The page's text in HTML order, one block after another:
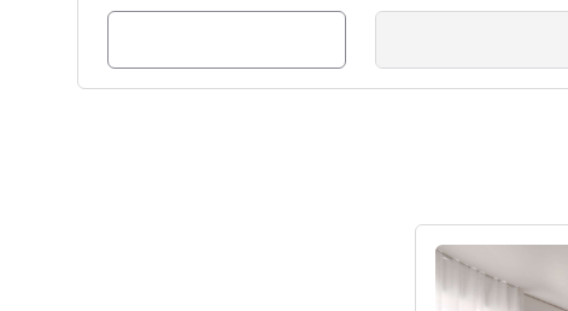
ดูรายละเอียด